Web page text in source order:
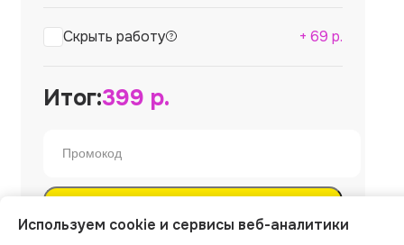
Скрыть работу + 69 р.
Итог:399 р.
Используем cookie и сервисы веб-аналитики